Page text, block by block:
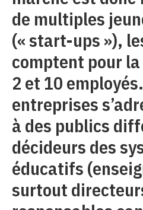
de multiples
(« start-ups »),
comptent pour
2 et 10
entreprises
à des publics
décideurs des
éducatifs
surtout